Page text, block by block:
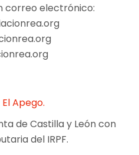
correo electrónico:
Apego.
de Castilla y León con
del IRPF.